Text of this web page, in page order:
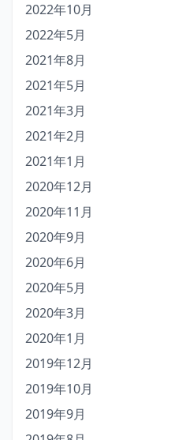
2022年10月
2022年5月
2021年8月
2021年5月
2021年3月
2021年2月
2021年1月
2020年12月
2020年11月
2020年9月
2020年6月
2020年5月
2020年3月
2020年1月
2019年12月
2019年10月
2019年9月